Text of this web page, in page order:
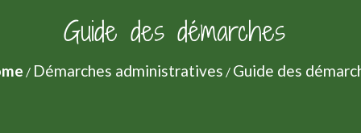
Guide des démarches
/ Démarches administratives / Guide des